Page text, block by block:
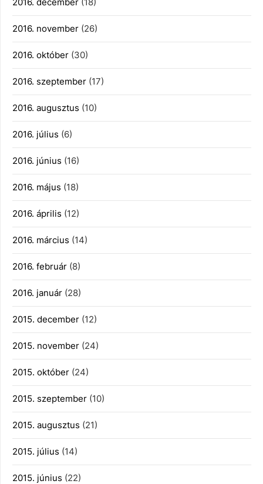
2016. november (26)
2016. október (30)
2016. szeptember (17)
2016. augusztus (10)
2016. július (6)
2016. június (16)
2016. május (18)
2016. április (12)
2016. március (14)
2016. február (8)
2016. január (28)
2015. december (12)
2015. november (24)
2015. október (24)
2015. szeptember (10)
2015. augusztus (21)
2015. július (14)
2015. június (22)